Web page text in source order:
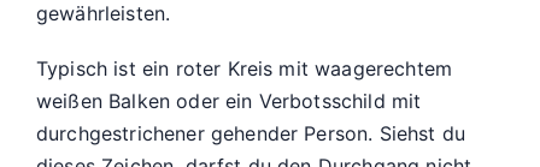
gewährleisten.
Typisch ist ein roter Kreis mit waagerechtem
weißen Balken oder ein Verbotsschild mit
durchgestrichener gehender Person. Siehst du